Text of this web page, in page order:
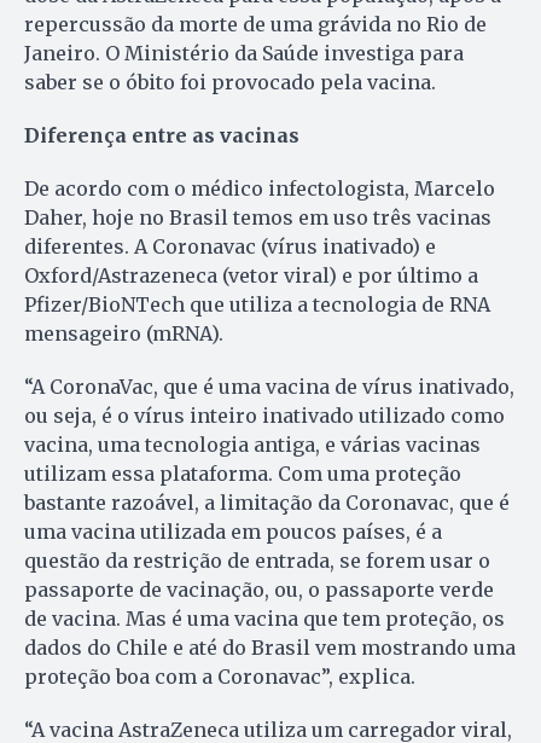
repercussão da morte de uma grávida no Rio de
Janeiro. O Ministério da Saúde investiga para
saber se o óbito foi provocado pela vacina.
Diferença entre as vacinas
De acordo com o médico infectologista, Marcelo
Daher, hoje no Brasil temos em uso três vacinas
diferentes. A Coronavac (vírus inativado) e
Oxford/Astrazeneca (vetor viral) e por último a
Pfizer/BioNTech que utiliza a tecnologia de RNA
mensageiro (mRNA).
“A CoronaVac, que é uma vacina de vírus inativado,
ou seja, é o vírus inteiro inativado utilizado como
vacina, uma tecnologia antiga, e várias vacinas
utilizam essa plataforma. Com uma proteção
bastante razoável, a limitação da Coronavac, que é
uma vacina utilizada em poucos países, é a
questão da restrição de entrada, se forem usar o
passaporte de vacinação, ou, o passaporte verde
de vacina. Mas é uma vacina que tem proteção, os
dados do Chile e até do Brasil vem mostrando uma
proteção boa com a Coronavac”, explica.
“A vacina AstraZeneca utiliza um carregador viral,